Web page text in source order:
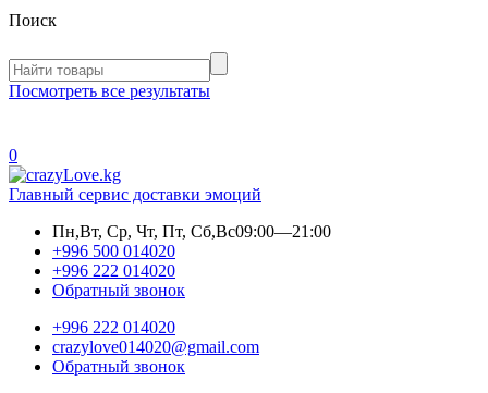
Поиск
Посмотреть все результаты
0
Главный сервис доставки эмоций
Пн,Вт, Ср, Чт, Пт, Сб,Вс09:00—21:00
+996 500 014020
+996 222 014020
Обратный звонок
+996 222 014020
crazylove014020@gmail.com
Обратный звонок